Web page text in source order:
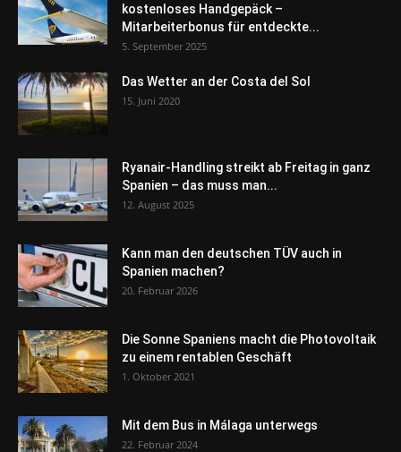
kostenloses Handgepäck –
Mitarbeiterbonus für entdeckte...
5. September 2025
Das Wetter an der Costa del Sol
15. Juni 2020
Ryanair-Handling streikt ab Freitag in ganz
Spanien – das muss man...
12. August 2025
Kann man den deutschen TÜV auch in
Spanien machen?
20. Februar 2026
Die Sonne Spaniens macht die Photovoltaik
zu einem rentablen Geschäft
1. Oktober 2021
Mit dem Bus in Málaga unterwegs
22. Februar 2024